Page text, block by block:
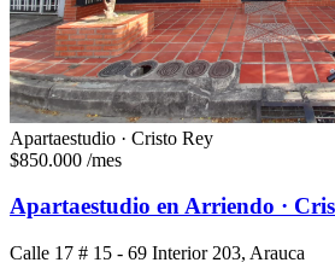
Apartaestudio · Cristo Rey
$850.000 /mes
Apartaestudio en Arriendo ·
Calle 17 # 15 - 69 Interior 203, Arauca